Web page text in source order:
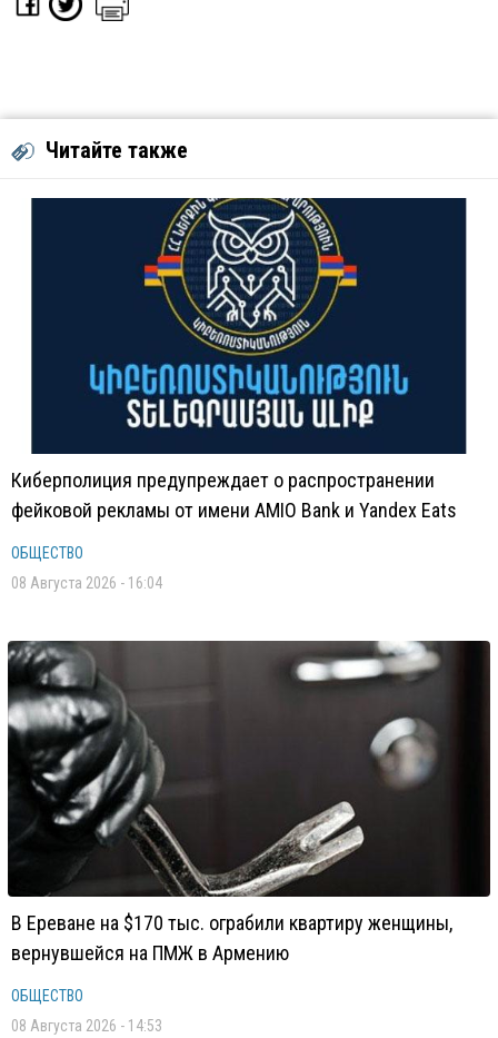
Читайте также
Киберполиция предупреждает о распространении
фейковой рекламы от имени AMIO Bank и Yandex Eats
ОБЩЕСТВО
08 Августа 2026 - 16:04
В Ереване на $170 тыс. ограбили квартиру женщины,
вернувшейся на ПМЖ в Армению
ОБЩЕСТВО
08 Августа 2026 - 14:53